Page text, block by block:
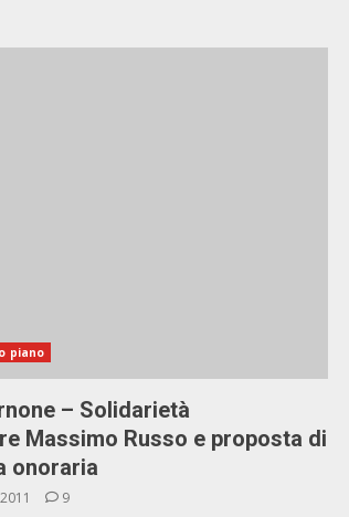
piano
– Solidarietà
Massimo Russo e proposta di
onoraria
9